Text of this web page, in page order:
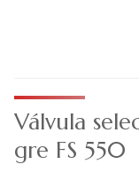
Válvula
gre FS 550